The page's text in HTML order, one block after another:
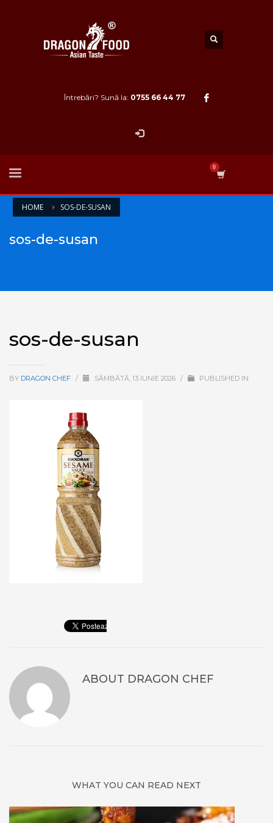
Întrebări? Sună la: 0755 66 44 77
HOME SOS-DE-SUSAN
sos-de-susan
sos-de-susan
BY DRAGON CHEF / SÂMBĂTĂ, 13 IUNIE 2026 / PUBLISHED IN
ABOUT DRAGON CHEF
WHAT YOU CAN READ NEXT